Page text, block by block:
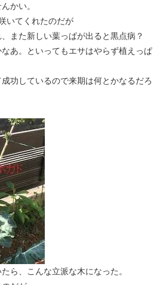
かい。
いてくれたのだが
また新しい葉っぱが出ると黒点病？
あ。といってもエサはやらず植えっぱ
功しているので来期は何とかなるだろ
ら、こんな立派な木になった。